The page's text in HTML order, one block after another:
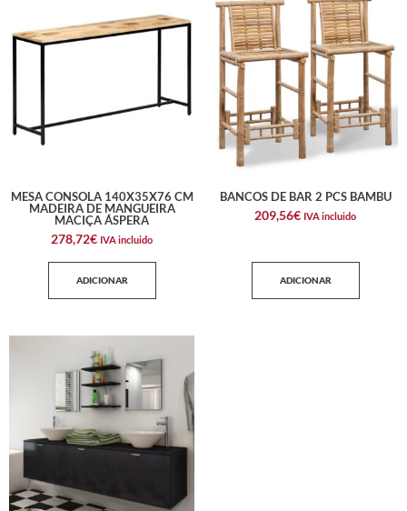
MESA CONSOLA 140X35X76 CM
MADEIRA DE MANGUEIRA
MACIÇA ÁSPERA
278,72€ IVA incluido
ADICIONAR
BANCOS DE BAR 2 PCS BAMBU
209,56€ IVA incluido
ADICIONAR